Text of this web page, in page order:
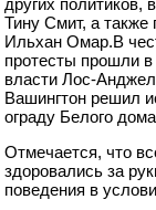
других
Тину Смит, а
Ильхан Омар.В
протесты прошли в
власти Лос-
Вашингтон решил
ограду Белого
Отмечается, что
здоровались за
поведения в